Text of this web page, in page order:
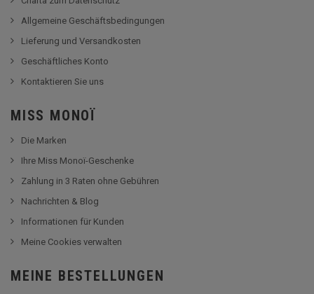
Allgemeine Geschäftsbedingungen
Lieferung und Versandkosten
Geschäftliches Konto
Kontaktieren Sie uns
MISS MONOÏ
Die Marken
Ihre Miss Monoï-Geschenke
Zahlung in 3 Raten ohne Gebühren
Nachrichten & Blog
Informationen für Kunden
Meine Cookies verwalten
MEINE BESTELLUNGEN